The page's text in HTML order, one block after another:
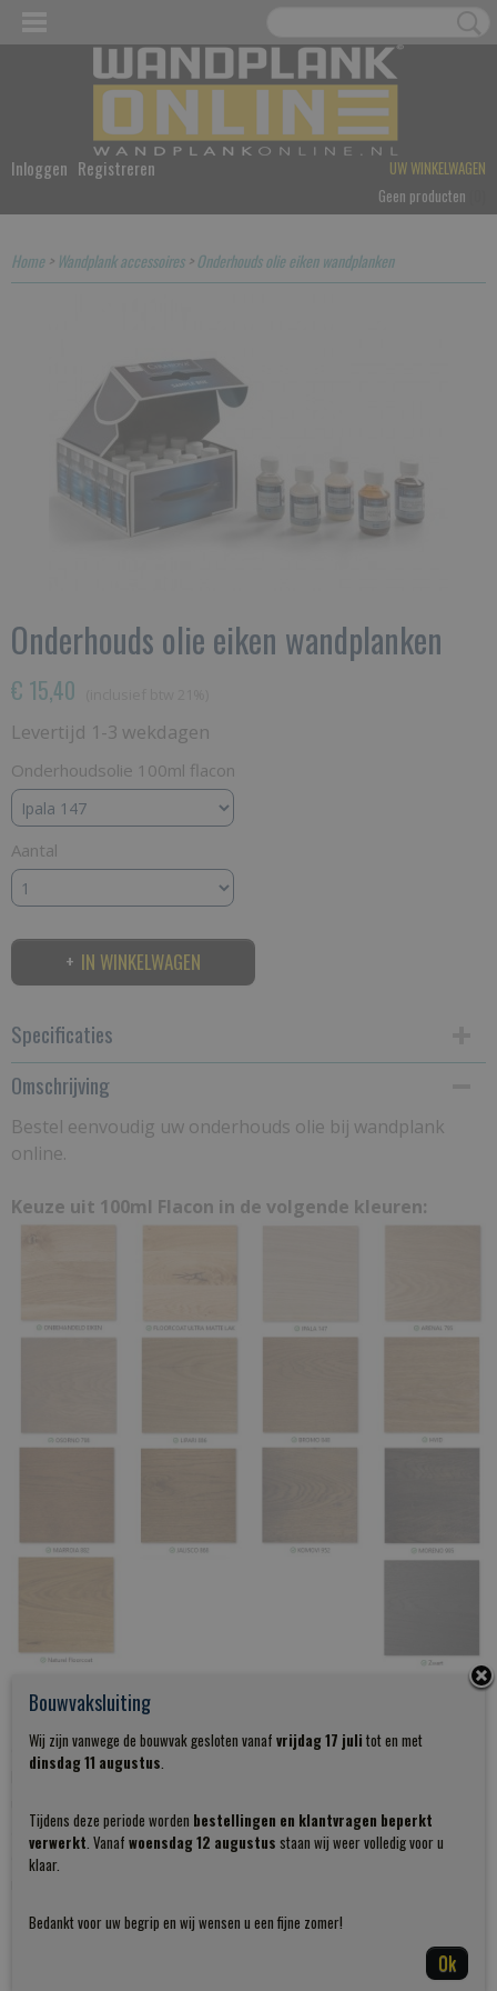
Inloggen Registreren
UW WINKELWAGEN
Geen producten
Home> Wandplank accessoires>Onderhouds olie eiken wandplanken
Onderhouds olie eiken wandplanken
€ 15,40
Levertijd 1-3 wekdagen
Onderhoudsolie 100ml flacon
Aantal
IN WINKELWAGEN
Specificaties
Productcode
Bruto gewicht
Omschrijving
Bestel eenvoudig uw onderhouds olie bij wandplank
online.
Keuze uit 100ml Flacon in de volgende kleuren:
Onderhoud van Wandplanken – Tips en Advies
Onze wandplanken worden standaard afgewerkt met een
kleurloze lak of een kleurolie uit ons assortiment. Dit biedt
aan om een potje kleurolie in huis te hebben voor het
onderhoud van uw wandplank of andere eikenhouten
Eenvoudig bijwerken van krassen of beschadigingen
Breng een kleine hoeveelheid
Bouwvaksluiting
Wij zijn vanwege de bouwvak gesloten vanaf vrijdag 17 juli tot en met
dinsdag 11 augustus.
Tijdens deze periode worden bestellingen en klantvragen beperkt
verwerkt. Vanaf woensdag 12 augustus staan wij weer volledig voor u
klaar.
Bedankt voor uw begrip en wij wensen u een fijne zomer!
Ok